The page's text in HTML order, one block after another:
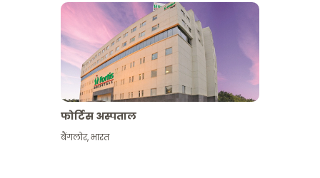
फोर्टिस अस्पताल
बैंगलोर,भारत